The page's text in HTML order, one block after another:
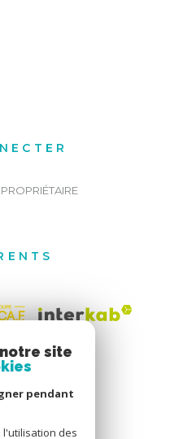
site
pendant
l'utilisation des